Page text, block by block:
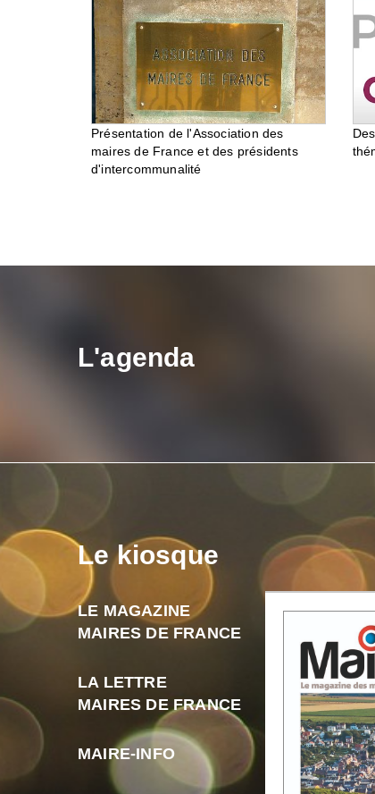
Présentation de l'Association des
maires de France et des présidents
d'intercommunalité
L'agenda
Le kiosque
LE MAGAZINE
MAIRES DE FRANCE
LA LETTRE
MAIRES DE FRANCE
MAIRE-INFO